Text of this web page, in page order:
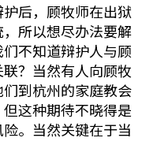
后，顾牧师在出狱
所以想尽办法要解
不知道辩护人与顾
？当然有人向顾牧
到杭州的家庭教会
这种期待不晓得是
。当然关键在于当